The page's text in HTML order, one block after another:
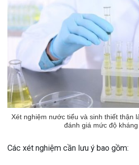
Xét nghiệm nước tiểu và sinh thiết thận
đánh giá mức độ
Các xét nghiệm cần lưu ý bao gồm: